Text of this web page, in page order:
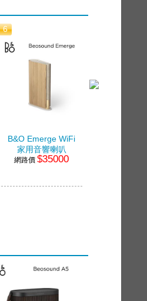
6
B&O Emerge WiFi
家用音響喇叭
網路價$35000